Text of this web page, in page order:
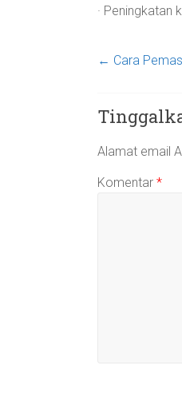
· Peningkatan
← Cara
Alamat email
Komentar *